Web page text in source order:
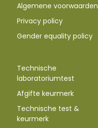
Algemene voorwaarden
Privacy policy
Gender equality policy
Technische
laboratoriumtest
Afgifte keurmerk
Technische test &
keurmerk